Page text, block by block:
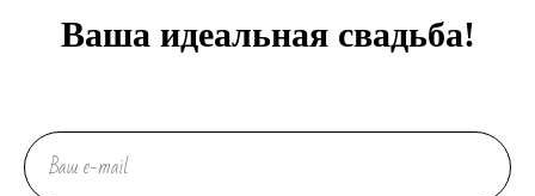
Ваша идеальная свадьба!